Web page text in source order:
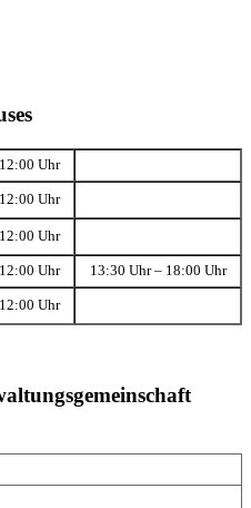
Uhr
Uhr
Uhr
Uhr 13:30 Uhr – 18:00 Uhr
Uhr